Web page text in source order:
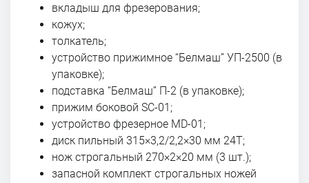
вкладыш для фрезерования;
кожух;
толкатель;
устройство прижимное “Белмаш” УП-2500 (в
упаковке);
подставка “Белмаш” П-2 (в упаковке);
прижим боковой SC-01;
устройство фрезерное MD-01;
диск пильный 315×3,2/2,2×30 мм 24Т;
нож строгальный 270×2×20 мм (3 шт.);
запасной комплект строгальных ножей